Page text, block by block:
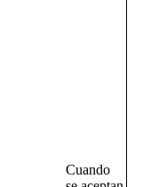
Cuando